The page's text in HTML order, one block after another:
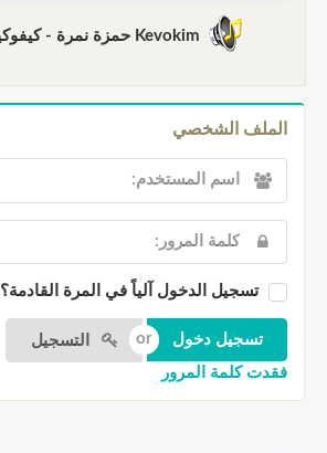
الملف الشخصي
تسجيل الدخول آلياً في المرة القادمة؟
التسجيل
فقدت كلمة المرور